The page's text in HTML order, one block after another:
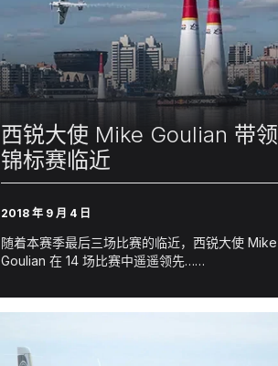
西锐大使 Mike Goulian 带领
锦标赛临近
2018 年 9 月 4 日
随着本赛季最后三场比赛的临近，西锐大使 Mike
Goulian 在 14 场比赛中遥遥领先……